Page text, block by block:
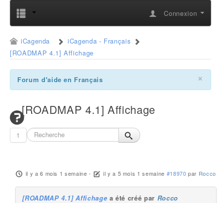
Connexion
iCagenda
iCagenda - Français
[ROADMAP 4.1] Affichage
×
Forum d'aide en Français
[ROADMAP 4.1] Affichage
1
il y a 6 mois 1 semaine - il y a 5 mois 1 semaine #18970 par Rocco
[ROADMAP 4.1] Affichage a été créé par Rocco